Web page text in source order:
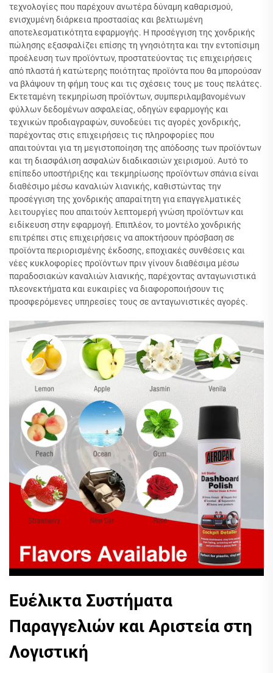
τεχνολογίες που παρέχουν ανωτέρα δύναμη καθαρισμού,
ενισχυμένη διάρκεια προστασίας και βελτιωμένη
αποτελεσματικότητα εφαρμογής. Η προσέγγιση της χονδρικής
πώλησης εξασφαλίζει επίσης τη γνησιότητα και την εντοπίσιμη
προέλευση των προϊόντων, προστατεύοντας τις επιχειρήσεις
από πλαστά ή κατώτερης ποιότητας προϊόντα που θα μπορούσαν
να βλάψουν τη φήμη τους και τις σχέσεις τους με τους πελάτες.
Εκτεταμένη τεκμηρίωση προϊόντων, συμπεριλαμβανομένων
φύλλων δεδομένων ασφαλείας, οδηγών εφαρμογής και
τεχνικών προδιαγραφών, συνοδεύει τις αγορές χονδρικής,
παρέχοντας στις επιχειρήσεις τις πληροφορίες που
απαιτούνται για τη μεγιστοποίηση της απόδοσης των προϊόντων
και τη διασφάλιση ασφαλών διαδικασιών χειρισμού. Αυτό το
επίπεδο υποστήριξης και τεκμηρίωσης προϊόντων σπάνια είναι
διαθέσιμο μέσω καναλιών λιανικής, καθιστώντας την
προσέγγιση της χονδρικής απαραίτητη για επαγγελματικές
λειτουργίες που απαιτούν λεπτομερή γνώση προϊόντων και
ειδίκευση στην εφαρμογή. Επιπλέον, το μοντέλο χονδρικής
επιτρέπει στις επιχειρήσεις να αποκτήσουν πρόσβαση σε
προϊόντα περιορισμένης έκδοσης, εποχιακές συνθέσεις και
νέες κυκλοφορίες προϊόντων πριν γίνουν διαθέσιμα μέσω
παραδοσιακών καναλιών λιανικής, παρέχοντας ανταγωνιστικά
πλεονεκτήματα και ευκαιρίες να διαφοροποιήσουν τις
προσφερόμενες υπηρεσίες τους σε ανταγωνιστικές αγορές.
Ευέλικτα Συστήματα
Παραγγελιών και Αριστεία στη
Λογιστική